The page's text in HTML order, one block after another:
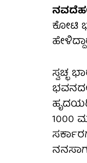
ಕೋಟಿ
ಸ್ವಚ್ಛ
1000